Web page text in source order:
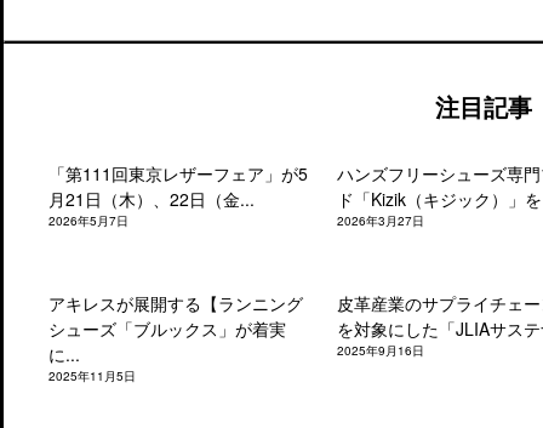
注目記事
「第111回東京レザーフェア」が5
月21日（木）、22日（金...
2026年5月7日
ハンズフリーシューズ専
ド「Kizik（キジック）」
2026年3月27日
アキレスが展開する【ランニング
シューズ「ブルックス」が着実
に...
2025年11月5日
皮革産業のサプライチェ
を対象にした「JLIAサス
2025年9月16日